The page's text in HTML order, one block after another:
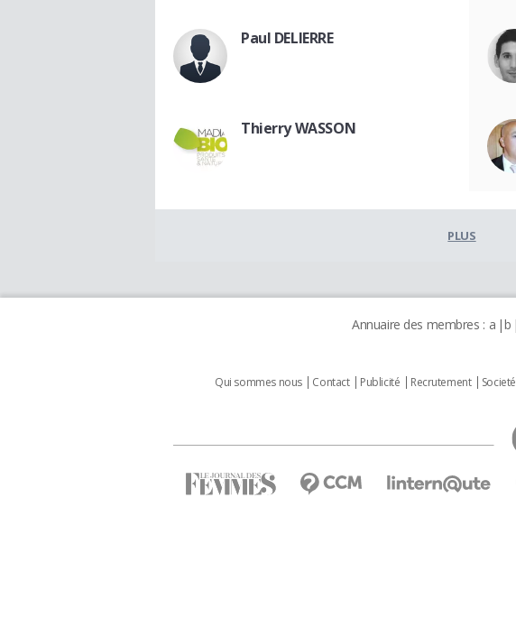
Paul DELIERRE
Thierry WASSON
PLUS
Annuaire des membres : a b
Qui sommes nous Contact Publicité Recrutement Societé